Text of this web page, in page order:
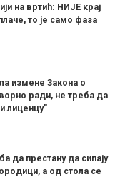
на вртић: НИЈЕ крај
то је само фаза
измене Закона о
ради, не треба да
лиценцу”
да престану да сипају
а од стола се